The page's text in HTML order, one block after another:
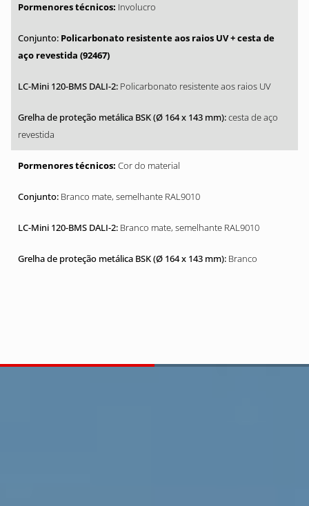
Involucro
Policarbonato resistente aos raios UV + cesta de
aço revestida (92467)
Policarbonato resistente aos raios UV
cesta de aço
revestida
Cor do material
Branco mate, semelhante RAL9010
Branco mate, semelhante RAL9010
Branco